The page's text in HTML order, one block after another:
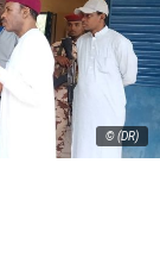
© (DR)